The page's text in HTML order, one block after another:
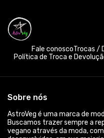
peças são 100% algodão, e o
certificado BCI. Além disso,
viscose mais sustentável
de reflorestamento.
estamparia que geram um
destaque para a impressão
biodegradáveis. Além do
demanda para você! Devido
ou qualquer outra peça da
compra! Logo, isso garante,
matéria-prima! Somos uma